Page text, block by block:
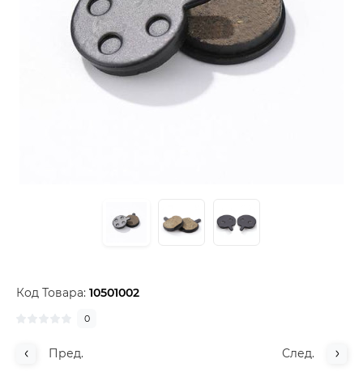
Код Товара: 10501002
0
Пред. След.